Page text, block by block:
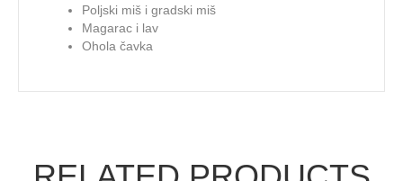
Poljski miš i gradski miš
Magarac i lav
Ohola čavka